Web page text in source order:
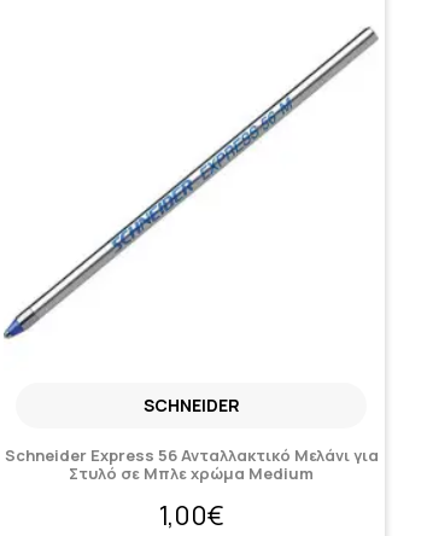
SCHNEIDER
Schneider Express 56 Ανταλλακτικό Μελάνι για
Στυλό σε Μπλε χρώμα Medium
1,00€